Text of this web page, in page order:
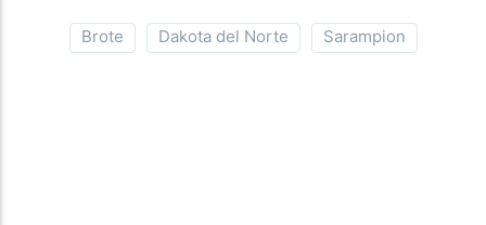
Brote Dakota del Norte Sarampion